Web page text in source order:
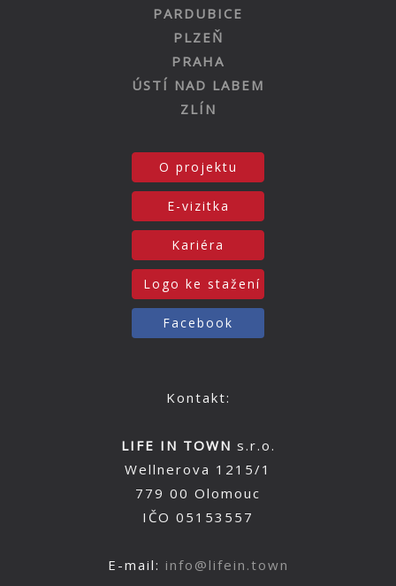
PARDUBICE
PLZEŇ
PRAHA
ÚSTÍ NAD LABEM
ZLÍN
O projektu
E-vizitka
Kariéra
Logo ke stažení
Facebook
Kontakt:
LIFE IN TOWN s.r.o.
Wellnerova 1215/1
779 00 Olomouc
IČO 05153557
E-mail: info@lifein.town